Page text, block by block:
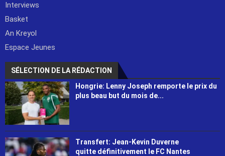
Interviews
Basket
An Kreyol
Espace Jeunes
SÉLECTION DE LA RÉDACTION
Hongrie: Lenny Joseph remporte le prix du
plus beau but du mois de...
Transfert: Jean-Kevin Duverne
quitte définitivement le FC Nantes